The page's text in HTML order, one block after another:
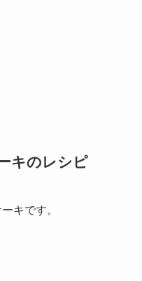
キのレシピ
キです。